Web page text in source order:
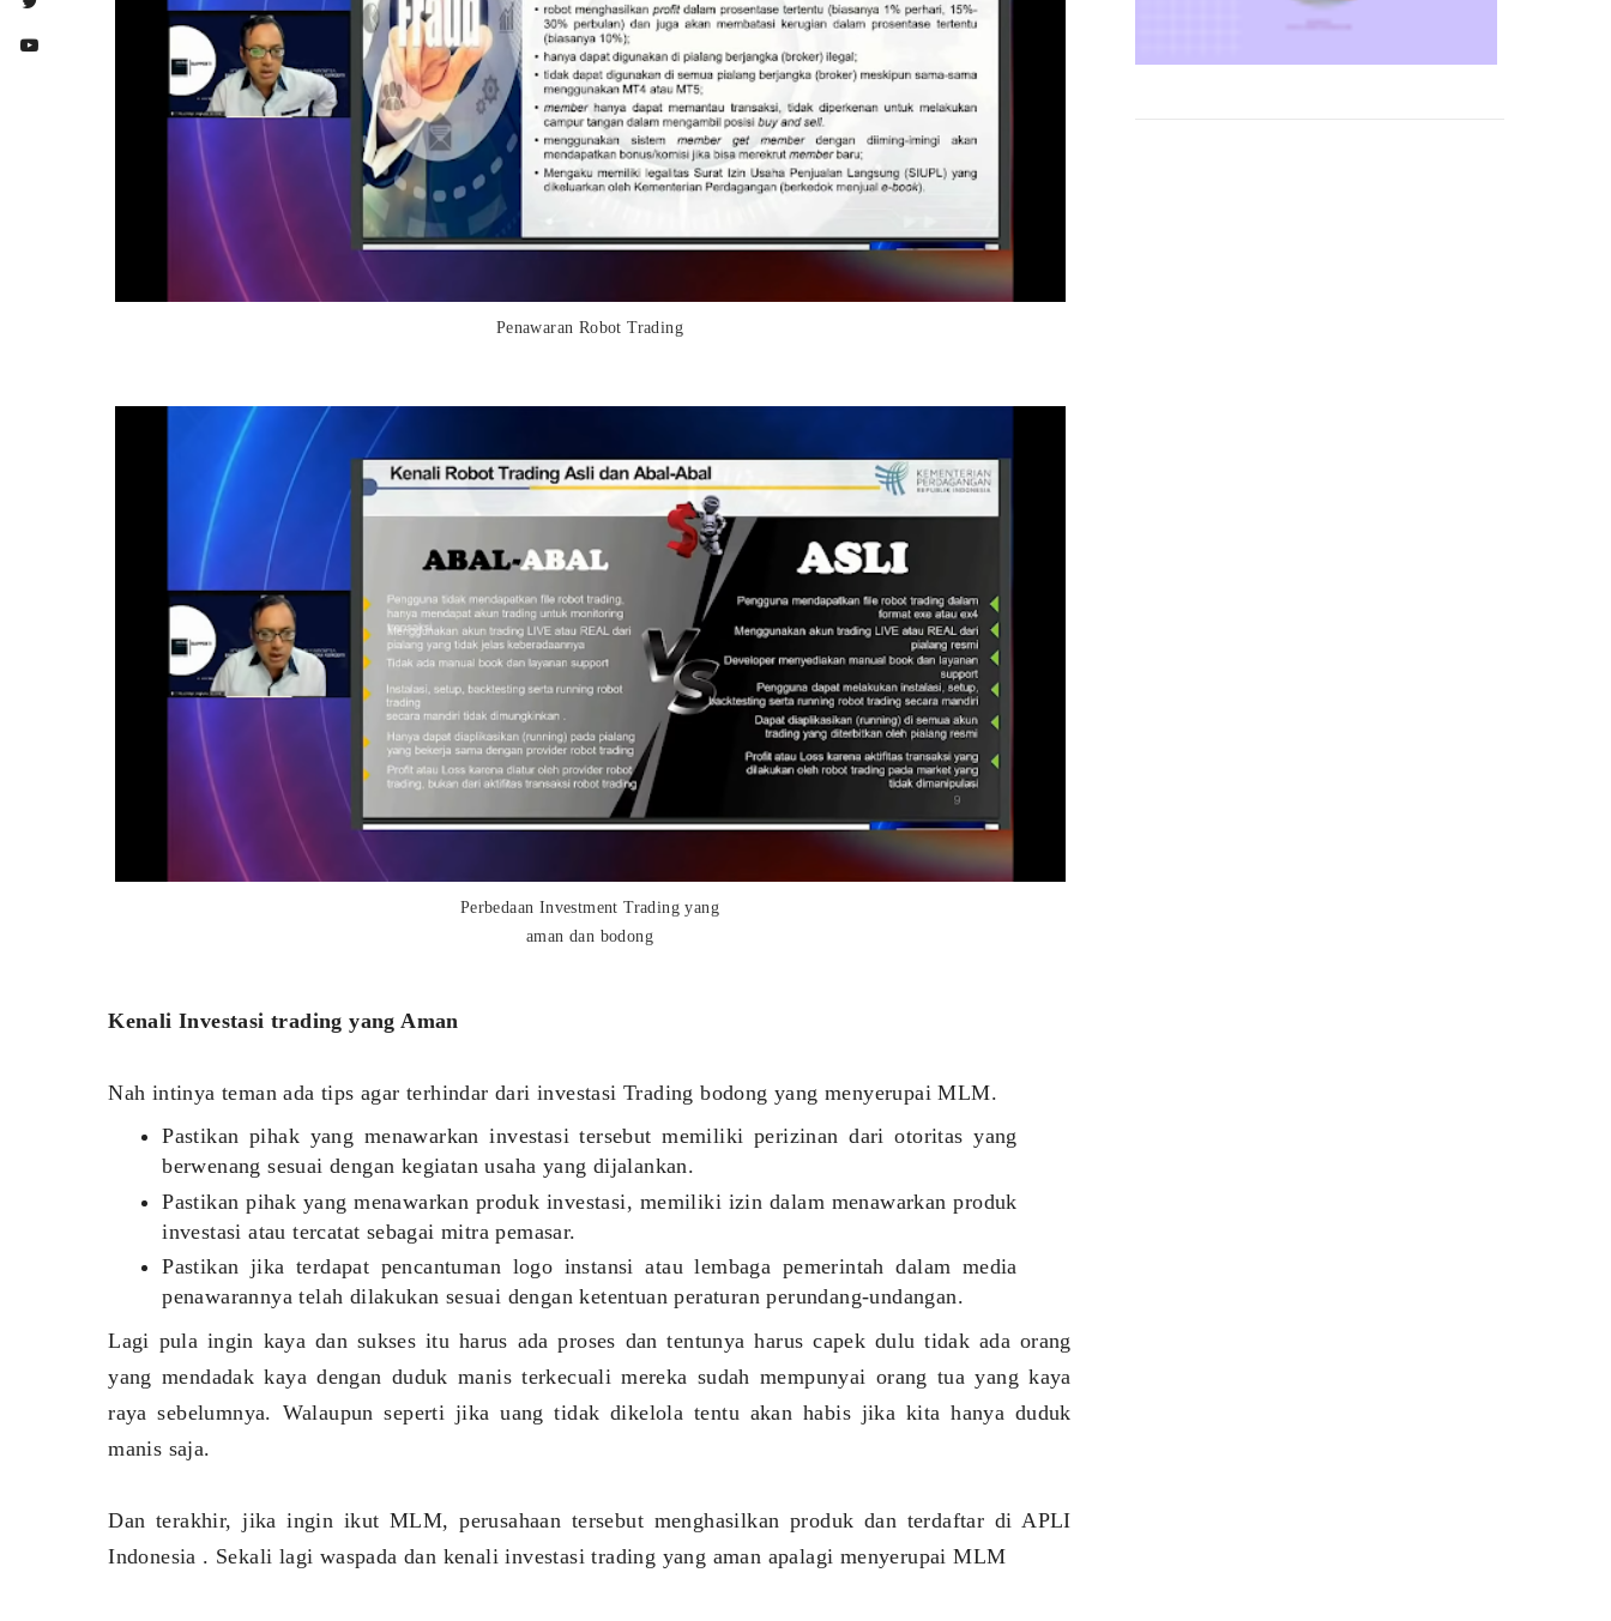
Penawaran Robot Trading
Perbedaan Investment Trading yang
aman dan bodong
Kenali Investasi trading yang Aman
Nah intinya teman ada tips agar terhindar dari investasi Trading bodong yang menyerupai MLM.
Pastikan pihak yang menawarkan investasi tersebut memiliki perizinan dari otoritas yang
berwenang sesuai dengan kegiatan usaha yang dijalankan.
Pastikan pihak yang menawarkan produk investasi, memiliki izin dalam menawarkan produk
investasi atau tercatat sebagai mitra pemasar.
Pastikan jika terdapat pencantuman logo instansi atau lembaga pemerintah dalam media
penawarannya telah dilakukan sesuai dengan ketentuan peraturan perundang-undangan.
Lagi pula ingin kaya dan sukses itu harus ada proses dan tentunya harus capek dulu tidak ada orang
yang mendadak kaya dengan duduk manis terkecuali mereka sudah mempunyai orang tua yang kaya
raya sebelumnya. Walaupun seperti jika uang tidak dikelola tentu akan habis jika kita hanya duduk
manis saja.
Dan terakhir, jika ingin ikut MLM, perusahaan tersebut menghasilkan produk dan terdaftar di APLI
Indonesia . Sekali lagi waspada dan kenali investasi trading yang aman apalagi menyerupai MLM